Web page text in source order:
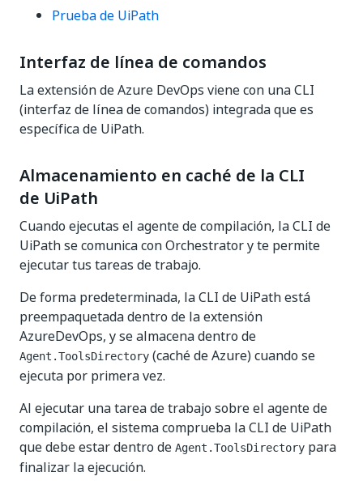
Prueba de UiPath
Interfaz de línea de comandos
La extensión de Azure DevOps viene con una CLI
(interfaz de línea de comandos) integrada que es
específica de UiPath.
Almacenamiento en caché de la CLI
de UiPath
Cuando ejecutas el agente de compilación, la CLI de
UiPath se comunica con Orchestrator y te permite
ejecutar tus tareas de trabajo.
De forma predeterminada, la CLI de UiPath está
preempaquetada dentro de la extensión
AzureDevOps, y se almacena dentro de
Agent.ToolsDirectory (caché de Azure) cuando se
ejecuta por primera vez.
Al ejecutar una tarea de trabajo sobre el agente de
compilación, el sistema comprueba la CLI de UiPath
que debe estar dentro de Agent.ToolsDirectory para
finalizar la ejecución.